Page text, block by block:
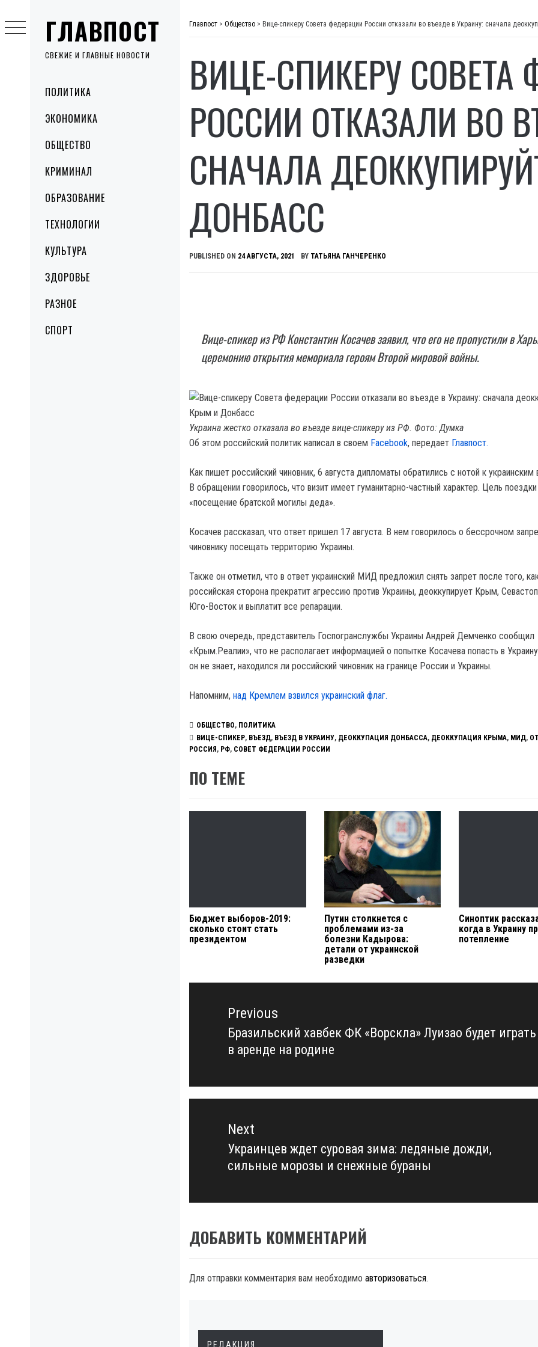
ГЛАВПОСТ
СВЕЖИЕ И ГЛАВНЫЕ НОВОСТИ
MenuПОЛИТИКА
ЭКОНОМИКА
ОБЩЕСТВО
КРИМИНАЛ
ОБРАЗОВАНИЕ
ТЕХНОЛОГИИ
КУЛЬТУРА
ЗДОРОВЬЕ
РАЗНОЕ
СПОРТ
to
content
Главпост > Общество > Вице-спикеру Совета федерации России отказали во въезде в Украину: сначала
ВИЦЕ-СПИКЕРУ СОВЕТА
РОССИИ ОТКАЗАЛИ ВО
СНАЧАЛА
ДОНБАСС
PUBLISHED ON 24 АВГУСТА, 2021 BY ТАТЬЯНА ГАНЧЕРЕНКО
Вице-спикер из РФ Константин Косачев заявил, что его не пропустили в
церемонию открытия мемориала героям Второй мировой войны.
​Украина жестко отказала во въезде вице-спикеру из РФ. Фото: Думка
Об этом российский политик написал в своем Facebook, передает Главпост.
Как пишет российский чиновник, 6 августа дипломаты обратились с нотой к украинским
В обращении говорилось, что визит имеет гуманитарно-частный характер. Цель
«посещение братской могилы деда».
Косачев рассказал, что ответ пришел 17 августа. В нем говорилось о бессрочном
чиновнику посещать территорию Украины.
Также он отметил, что в ответ украинский МИД предложил снять запрет после того,
российская сторона прекратит агрессию против Украины, деоккупирует Крым,
Юго-Восток и выплатит все репарации.
В свою очередь, представитель Госпогранслужбы Украины Андрей Демченко сообщил
«Крым.Реалии», что не располагает информацией о попытке Косачева попасть в
он не знает, находился ли российский чиновник на границе России и Украины.
Напомним, над Кремлем взвился украинский флаг.
ОБЩЕСТВО, ПОЛИТИКА
ВИЦЕ-СПИКЕР, ВЪЕЗД, ВЪЕЗД В УКРАИНУ, ДЕОККУПАЦИЯ ДОНБАССА, ДЕОККУПАЦИЯ КРЫМА, МИД,
РОССИЯ , РФ, СОВЕТ ФЕДЕРАЦИИ РОССИИ
ПО ТЕМЕ
Бюджет выборов-2019:
сколько стоит стать
президентом
Путин столкнется с
проблемами из-за
болезни Кадырова:
детали от украинской
разведки
Синоптик
когда в Украину
потепление
Навигация
записямPrevious
Previous
post:
Бразильский хавбек ФК «Ворскла» Луизао будет играть
в аренде на родине
Next
Next
post:
Украинцев ждет суровая зима: ледяные дожди,
сильные морозы и снежные бураны
ДОБАВИТЬ КОММЕНТАРИЙ
Для отправки комментария вам необходимо авторизоваться.
РЕДАКЦИЯ